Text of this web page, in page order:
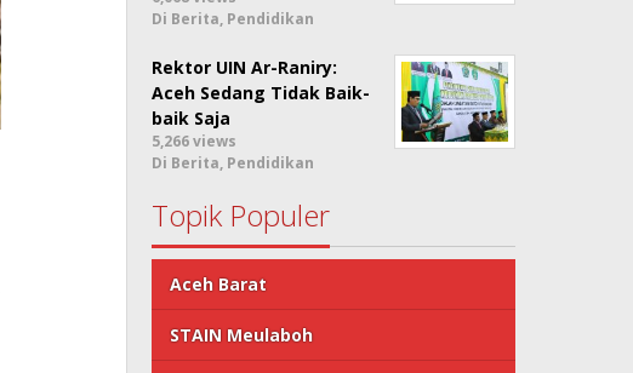
Di Berita, Pendidikan
Rektor UIN Ar-Raniry:
Aceh Sedang Tidak Baik-
baik Saja
5,266 views
Di Berita, Pendidikan
Topik Populer
Aceh Barat
STAIN Meulaboh